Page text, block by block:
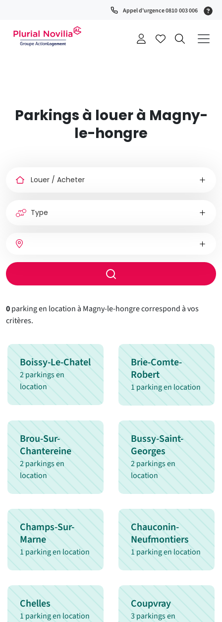
Appel d'urgence 0810 003 006
Parkings à louer à Magny-
le-hongre
chambres
chauffage
Rayon
de
0parking en location à Magny-le-hongre correspond à vos
critères.
Boissy-Le-Chatel
2 parkings en
location
Brie-Comte-
Robert
1 parking en location
Brou-Sur-
Chantereine
2 parkings en
location
Bussy-Saint-
Georges
2 parkings en
location
Champs-Sur-
Marne
1 parking en location
Chauconin-
Neufmontiers
1 parking en location
Chelles
1 parking en location
Coupvray
3 parkings en
de
chat